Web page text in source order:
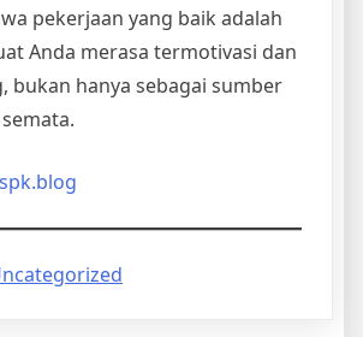
pekerjaan yang baik adalah
Anda merasa termotivasi dan
bukan hanya sebagai sumber